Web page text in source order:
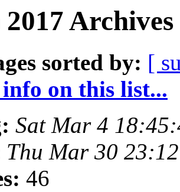
sorted by: [
on this list...
Sat Mar 4
Thu Mar 30
46